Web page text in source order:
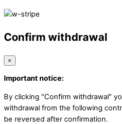
Confirm withdrawal
×
Important notice:
By clicking "Confirm withdrawal"
withdrawal from the following
be reversed after confirmation.